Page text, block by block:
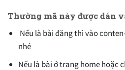
Thường mã này được dán
Nếu là bài đăng thì vào
nhé
Nếu là bài ở trang home hoặc